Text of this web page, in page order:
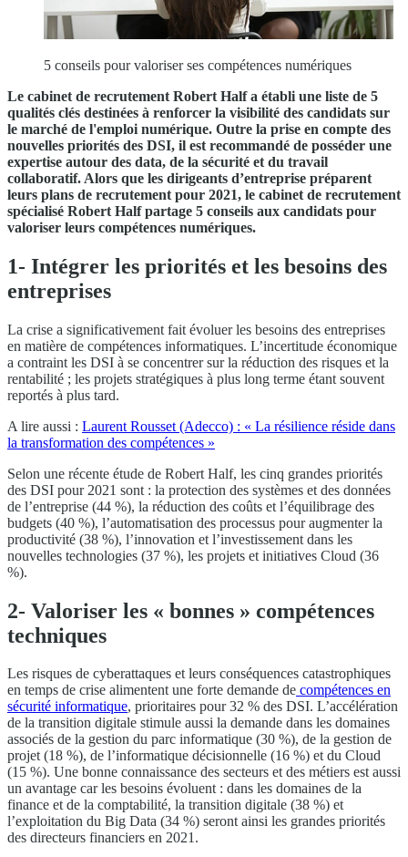
5 conseils pour valoriser ses compétences numériques
Le cabinet de recrutement Robert Half a établi une liste de 5
qualités clés destinées à renforcer la visibilité des candidats sur
le marché de l'emploi numérique. Outre la prise en compte des
nouvelles priorités des DSI, il est recommandé de posséder une
expertise autour des data, de la sécurité et du travail
collaboratif. Alors que les dirigeants d’entreprise préparent
leurs plans de recrutement pour 2021, le cabinet de recrutement
spécialisé Robert Half partage 5 conseils aux candidats pour
valoriser leurs compétences numériques.
1- Intégrer les priorités et les besoins des
entreprises
La crise a significativement fait évoluer les besoins des entreprises
en matière de compétences informatiques. L’incertitude économique
a contraint les DSI à se concentrer sur la réduction des risques et la
rentabilité ; les projets stratégiques à plus long terme étant souvent
reportés à plus tard.
A lire aussi : Laurent Rousset (Adecco) : « La résilience réside dans
la transformation des compétences »
Selon une récente étude de Robert Half, les cinq grandes priorités
des DSI pour 2021 sont : la protection des systèmes et des données
de l’entreprise (44 %), la réduction des coûts et l’équilibrage des
budgets (40 %), l’automatisation des processus pour augmenter la
productivité (38 %), l’innovation et l’investissement dans les
nouvelles technologies (37 %), les projets et initiatives Cloud (36
%).
2- Valoriser les « bonnes » compétences
techniques
Les risques de cyberattaques et leurs conséquences catastrophiques
en temps de crise alimentent une forte demande de compétences en
sécurité informatique, prioritaires pour 32 % des DSI. L’accélération
de la transition digitale stimule aussi la demande dans les domaines
associés de la gestion du parc informatique (30 %), de la gestion de
projet (18 %), de l’informatique décisionnelle (16 %) et du Cloud
(15 %). Une bonne connaissance des secteurs et des métiers est aussi
un avantage car les besoins évoluent : dans les domaines de la
finance et de la comptabilité, la transition digitale (38 %) et
l’exploitation du Big Data (34 %) seront ainsi les grandes priorités
des directeurs financiers en 2021.